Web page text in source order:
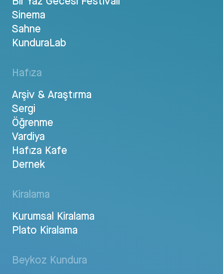
Sinema
Sahne
KunduraLab
Hafıza
Arşiv & Araştırma
Sergi
Öğrenme
Vardiya
Hafıza Kafe
Dernek
Kiralama
Kurumsal Kiralama
Plato Kiralama
Beykoz Kundura